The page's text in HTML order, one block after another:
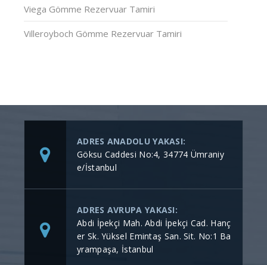
Viega Gömme Rezervuar Tamiri
Villeroyboch Gömme Rezervuar Tamiri
ADRES ANADOLU YAKASI:
Göksu Caddesi No:4, 34774 Ümraniy
e/İstanbul
ADRES AVRUPA YAKASI:
Abdi İpekçi Mah. Abdi İpekçi Cad. Hanç
er Sk. Yüksel Emintaş San. Sit. No:1 Ba
yrampaşa, İstanbul